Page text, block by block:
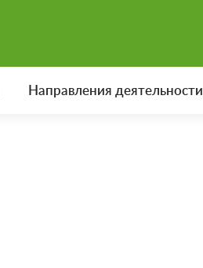
Направления деятельности